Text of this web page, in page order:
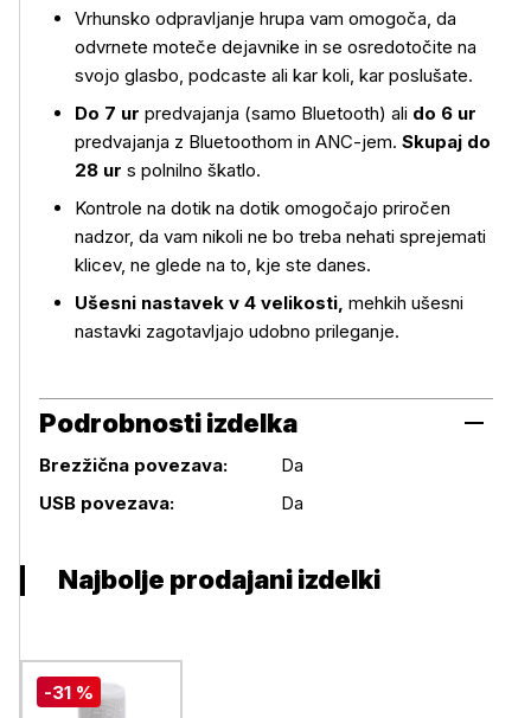
Vrhunsko odpravljanje hrupa vam omogoča, da
odvrnete moteče dejavnike in se osredotočite na
svojo glasbo, podcaste ali kar koli, kar poslušate.
Do 7 ur predvajanja (samo Bluetooth) ali do 6 ur
predvajanja z Bluetoothom in ANC-jem. Skupaj do
28 ur s polnilno škatlo.
Kontrole na dotik na dotik omogočajo priročen
nadzor, da vam nikoli ne bo treba nehati sprejemati
klicev, ne glede na to, kje ste danes.
Ušesni nastavek v 4 velikosti, mehkih ušesni
nastavki zagotavljajo udobno prileganje.
Podrobnosti izdelka
Podrobnosti izdelka
Brezžična povezava:
Da
USB povezava:
Da
Najbolje prodajani izdelki
-31 %